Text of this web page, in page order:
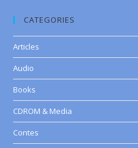
CATEGORIES
Articles
Audio
Books
CDROM & Media
Contes